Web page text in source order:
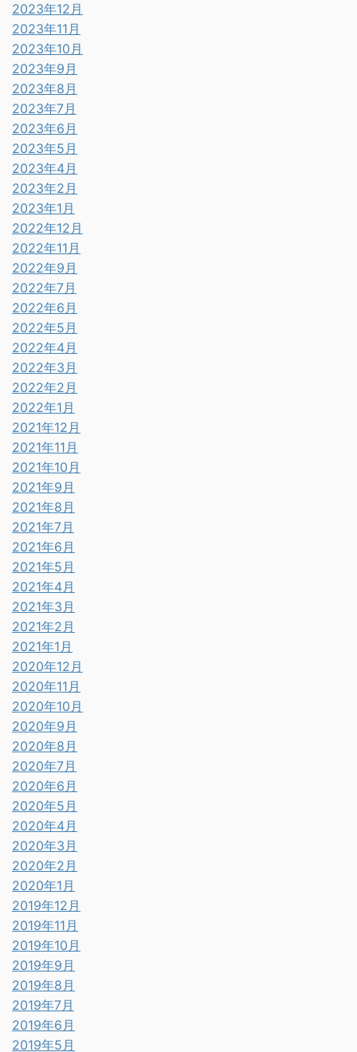
2023年12月
2023年11月
2023年10月
2023年9月
2023年8月
2023年7月
2023年6月
2023年5月
2023年4月
2023年2月
2023年1月
2022年12月
2022年11月
2022年9月
2022年7月
2022年6月
2022年5月
2022年4月
2022年3月
2022年2月
2022年1月
2021年12月
2021年11月
2021年10月
2021年9月
2021年8月
2021年7月
2021年6月
2021年5月
2021年4月
2021年3月
2021年2月
2021年1月
2020年12月
2020年11月
2020年10月
2020年9月
2020年8月
2020年7月
2020年6月
2020年5月
2020年4月
2020年3月
2020年2月
2020年1月
2019年12月
2019年11月
2019年10月
2019年9月
2019年8月
2019年7月
2019年6月
2019年5月